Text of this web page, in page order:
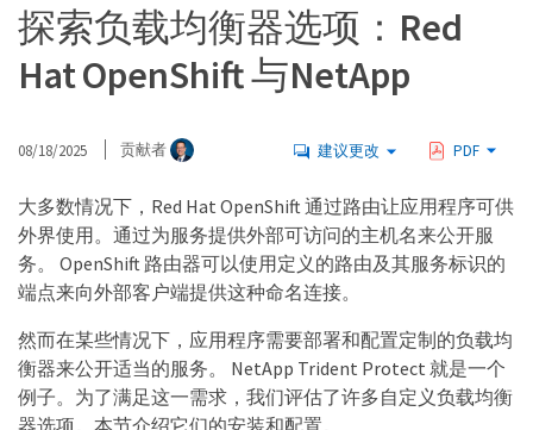
探索负载均衡器选项：Red
Hat OpenShift 与NetApp
08/18/2025 贡献者 建议更改 PDF
大多数情况下，Red Hat OpenShift 通过路由让应用程序可供
外界使用。通过为服务提供外部可访问的主机名来公开服
务。 OpenShift 路由器可以使用定义的路由及其服务标识的
端点来向外部客户端提供这种命名连接。
然而在某些情况下，应用程序需要部署和配置定制的负载均
衡器来公开适当的服务。 NetApp Trident Protect 就是一个
例子。为了满足这一需求，我们评估了许多自定义负载均衡
器选项。本节介绍它们的安装和配置。